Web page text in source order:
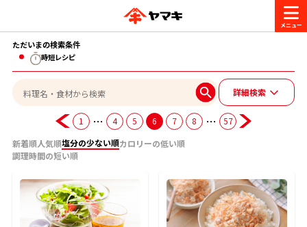
商品情報
ブランド一覧
レシピ
おいしいレシピを探す
おいしいレシピトップ
かつお節・だしを楽しむ
かつお節・だしを知る
CM・キャンペーン
企業・採用情報
ただいまの検索条件
時短レシピ
詳細検索
1 … 4 5 6 7 8 …
57
新着順人気順塩分の少ない順カロリーの低い順
調理時間の短い順